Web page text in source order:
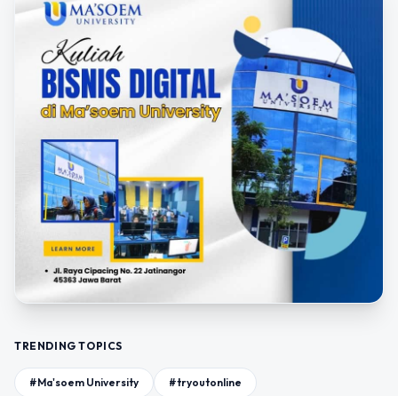
TRENDING TOPICS
#Ma'soem University #tryoutonline